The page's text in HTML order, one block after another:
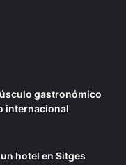
gastronómico
internacional
hotel en Sitges